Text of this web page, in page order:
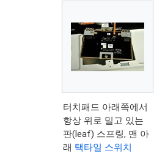
터치패드 아래쪽에서
항상 위로 밀고 있는
판(leaf) 스프링, 맨 아
래 택타일 스위치